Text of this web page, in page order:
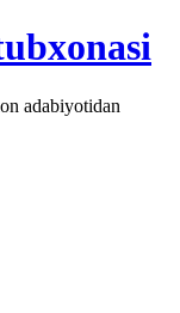
adabiyotidan